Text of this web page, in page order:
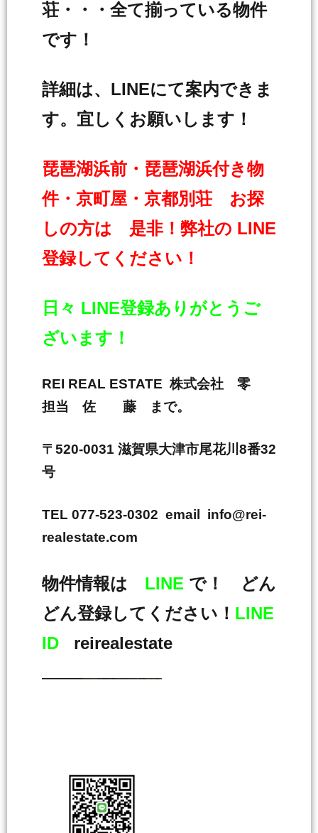
荘・・・全て揃っている物件
です！
詳細は、LINEにて案内できま
す。宜しくお願いします！
琵琶湖浜前・琵琶湖浜付き物
件・京町屋・京都別荘 お探
しの方は 是非！弊社の LINE
登録してください！
日々 LINE登録ありがとうご
ざいます！
REI REAL ESTATE 株式会社 零
担当 佐 藤 まで。
〒520-0031 滋賀県大津市尾花川8番32
号
TEL 077-523-0302 email info@rei-
realestate.com
物件情報は LINE で！ どん
どん登録してください！ LINE
ID reirealestate